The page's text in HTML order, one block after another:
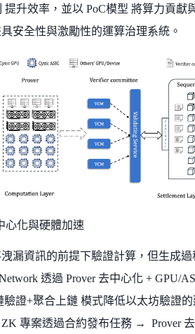
提升效率，並以 PoC模型 將算力貢獻
安全性與激勵性的運算治理系統。
心化與硬體加速
漏資訊的前提下驗證計算，但生成過
透過 Prover 去中心化 + GPU/
證+聚合上鏈 模式降低以太坊驗證的
專案透過合約發布任務 → Prover